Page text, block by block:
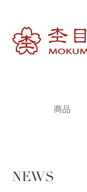
商品
NEWS